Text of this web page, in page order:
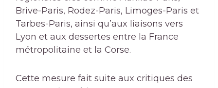
Brive-Paris, Rodez-Paris, Limoges-Paris et
Tarbes-Paris, ainsi qu’aux liaisons vers
Lyon et aux dessertes entre la France
métropolitaine et la Corse.
Cette mesure fait suite aux critiques des